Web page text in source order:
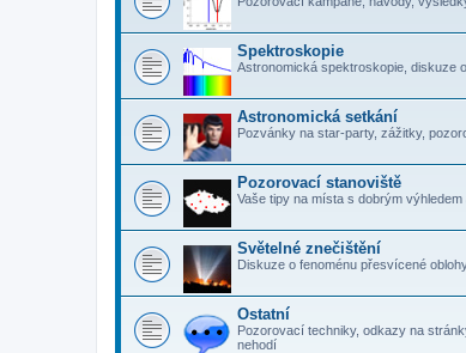
Spektroskopie
Astronomická spektroskopie, diskuze
Astronomická setkání
Pozvánky na star-party, zážitky,
Pozorovací stanoviště
Vaše tipy na místa s dobrým
Světelné znečištění
Diskuze o fenoménu přesvícené
Ostatní
Pozorovací techniky, odkazy na
nehodí